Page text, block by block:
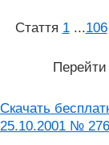
Стаття 1 ...106
Перейти
Скачать
25.10.2001 №